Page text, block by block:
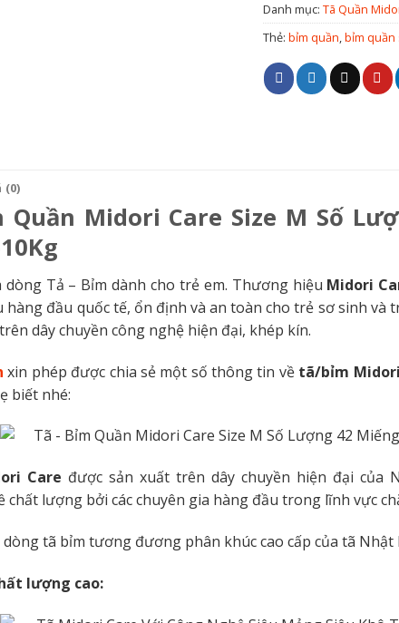
Danh mục: Tã Quần
Thẻ: bỉm quần,bỉm quần
(0)
Quần Midori Care Size M Số
dòng Tả – Bỉm dành cho trẻ em. Thương hiệu Midori
hàng đầu quốc tế, ổn định và an toàn cho trẻ sơ sinh và
dây chuyền công nghệ hiện đại, khép kín.
xin phép được chia sẻ một số thông tin về tã/bỉm
biết nhé:
Care được sản xuất trên dây chuyền hiện đại của
chất lượng bởi các chuyên gia hàng đầu trong lĩnh vực
dòng tã bỉm tương đương phân khúc cao cấp của tã Nhật
lượng cao: